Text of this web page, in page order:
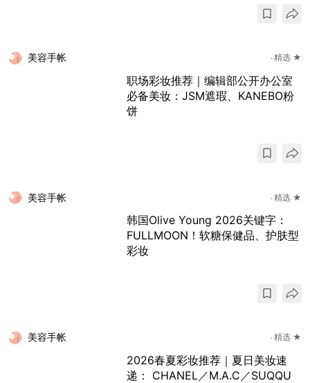
美容手帐 精选 ★
职场彩妆推荐｜编辑部公开办公室
必备美妆：JSM遮瑕、KANEBO粉
饼
美容手帐 精选 ★
韩国Olive Young 2026关键字：
FULLMOON！软糖保健品、护肤型
彩妆
美容手帐 精选 ★
2026春夏彩妆推荐｜夏日美妆速
递： CHANEL／M.A.C／SUQQU